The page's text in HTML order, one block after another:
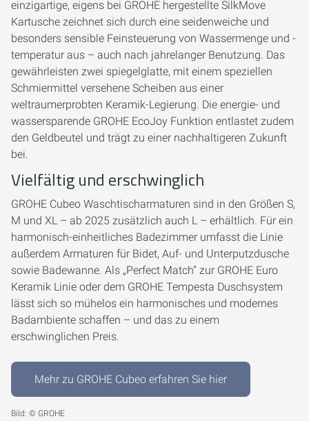
einzigartige, eigens bei GROHE hergestellte SilkMove
Kartusche zeichnet sich durch eine seidenweiche und
besonders sensible Feinsteuerung von Wassermenge und -
temperatur aus – auch nach jahrelanger Benutzung. Das
gewährleisten zwei spiegelglatte, mit einem speziellen
Schmiermittel versehene Scheiben aus einer
weltraumerprobten Keramik-Legierung. Die energie- und
wassersparende GROHE EcoJoy Funktion entlastet zudem
den Geldbeutel und trägt zu einer nachhaltigeren Zukunft
bei.
Vielfältig und erschwinglich
GROHE Cubeo Waschtischarmaturen sind in den Größen S,
M und XL – ab 2025 zusätzlich auch L – erhältlich. Für ein
harmonisch-einheitliches Badezimmer umfasst die Linie
außerdem Armaturen für Bidet, Auf- und Unterputzdusche
sowie Badewanne. Als „Perfect Match“ zur GROHE Euro
Keramik Linie oder dem GROHE Tempesta Duschsystem
lässt sich so mühelos ein harmonisches und modernes
Badambiente schaffen – und das zu einem
erschwinglichen Preis.
Mehr zu GROHE Cubeo erfahren Sie hier
Bild: © GROHE